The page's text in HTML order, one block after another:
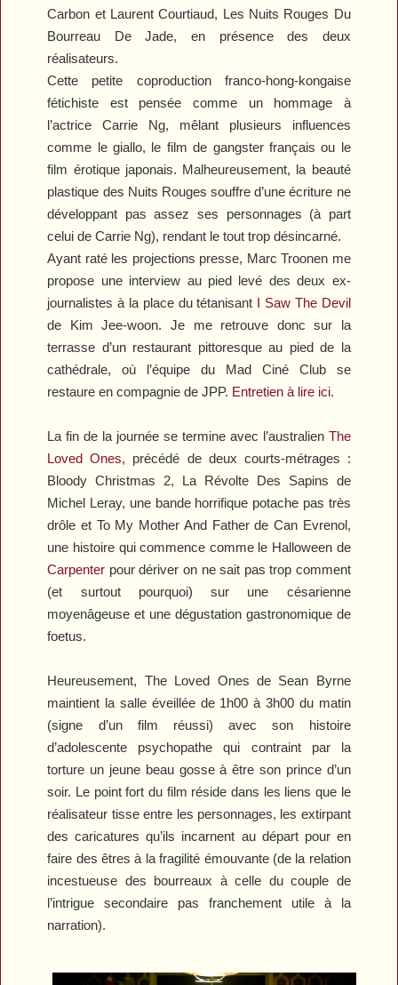
Carbon et Laurent Courtiaud, Les Nuits Rouges Du
Bourreau De Jade, en présence des deux
réalisateurs.
Cette petite coproduction franco-hong-kongaise
fétichiste est pensée comme un hommage à
l’actrice Carrie Ng, mêlant plusieurs influences
comme le giallo, le film de gangster français ou le
film érotique japonais. Malheureusement, la beauté
plastique des Nuits Rouges souffre d’une écriture ne
développant pas assez ses personnages (à part
celui de Carrie Ng), rendant le tout trop désincarné.
Ayant raté les projections presse, Marc Troonen me
propose une interview au pied levé des deux ex-
journalistes à la place du tétanisant I Saw The Devil
de Kim Jee-woon. Je me retrouve donc sur la
terrasse d’un restaurant pittoresque au pied de la
cathédrale, où l’équipe du Mad Ciné Club se
restaure en compagnie de JPP. Entretien à lire ici.
La fin de la journée se termine avec l’australien The
Loved Ones, précédé de deux courts-métrages :
Bloody Christmas 2, La Révolte Des Sapins de
Michel Leray, une bande horrifique potache pas très
drôle et To My Mother And Fatherde Can Evrenol,
une histoire qui commence comme le Halloween de
Carpenter pour dériver on ne sait pas trop comment
(et surtout pourquoi) sur une césarienne
moyenâgeuse et une dégustation gastronomique de
foetus.
Heureusement, The Loved Ones de Sean Byrne
maintient la salle éveillée de 1h00 à 3h00 du matin
(signe d’un film réussi) avec son histoire
d’adolescente psychopathe qui contraint par la
torture un jeune beau gosse à être son prince d’un
soir. Le point fort du film réside dans les liens que le
réalisateur tisse entre les personnages, les extirpant
des caricatures qu’ils incarnent au départ pour en
faire des êtres à la fragilité émouvante (de la relation
incestueuse des bourreaux à celle du couple de
l’intrigue secondaire pas franchement utile à la
narration).